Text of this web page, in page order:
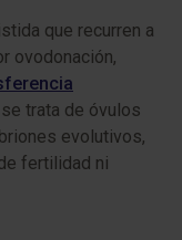
que recurren a
ovodonación,
trata de óvulos
evolutivos,
fertilidad ni